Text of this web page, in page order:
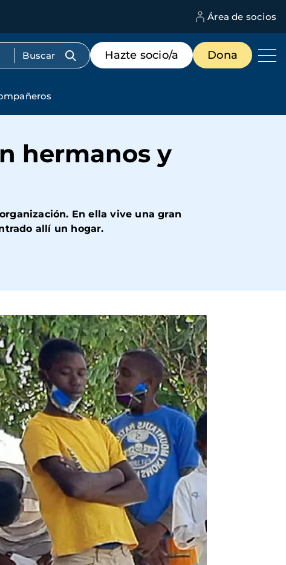
Área de socios
Menú
de
destacados
Hazte socio/a Dona
hermanos y
En ella vive una gran
allí un hogar.